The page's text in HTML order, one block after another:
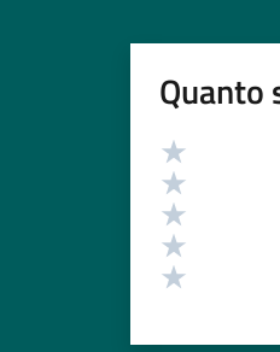
Quanto
Valutazione